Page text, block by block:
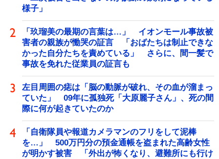
様子」
「玖瑠美の最期の言葉は…」 イオンモール事故被
害者の親族が慟哭の証言 「おばたちは制止できな
かった自分たちを責めている」 さらに、間一髪で
事故を免れた従業員の証言も
左目周囲の痣は「脳の動脈が破れ、その血が溜まっ
ていた」 09年に孤独死「大原麗子さん」、死の間
際に何が起きていたのか
「自衛隊員や報道カメラマンのフリをして泥棒
を…」 500万円分の預金通帳を盗まれた高齢女性
が明かす被害 「外出が怖くなり、避難所にも行け